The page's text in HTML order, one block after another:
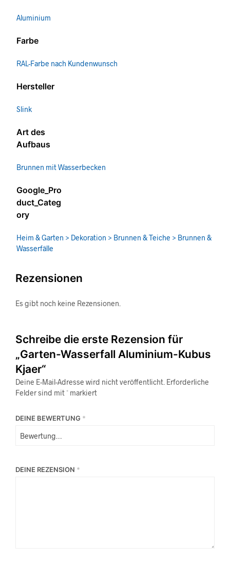
Aluminium
Farbe
RAL-Farbe nach Kundenwunsch
Hersteller
Slink
Art des
Aufbaus
Brunnen mit Wasserbecken
Google_Pro
duct_Categ
ory
Heim & Garten > Dekoration > Brunnen & Teiche > Brunnen &
Wasserfälle
Rezensionen
Es gibt noch keine Rezensionen.
Schreibe die erste Rezension für
„Garten-Wasserfall Aluminium-Kubus
Kjaer“
Deine E-Mail-Adresse wird nicht veröffentlicht. Erforderliche
Felder sind mit * markiert
DEINE BEWERTUNG *
DEINE REZENSION *